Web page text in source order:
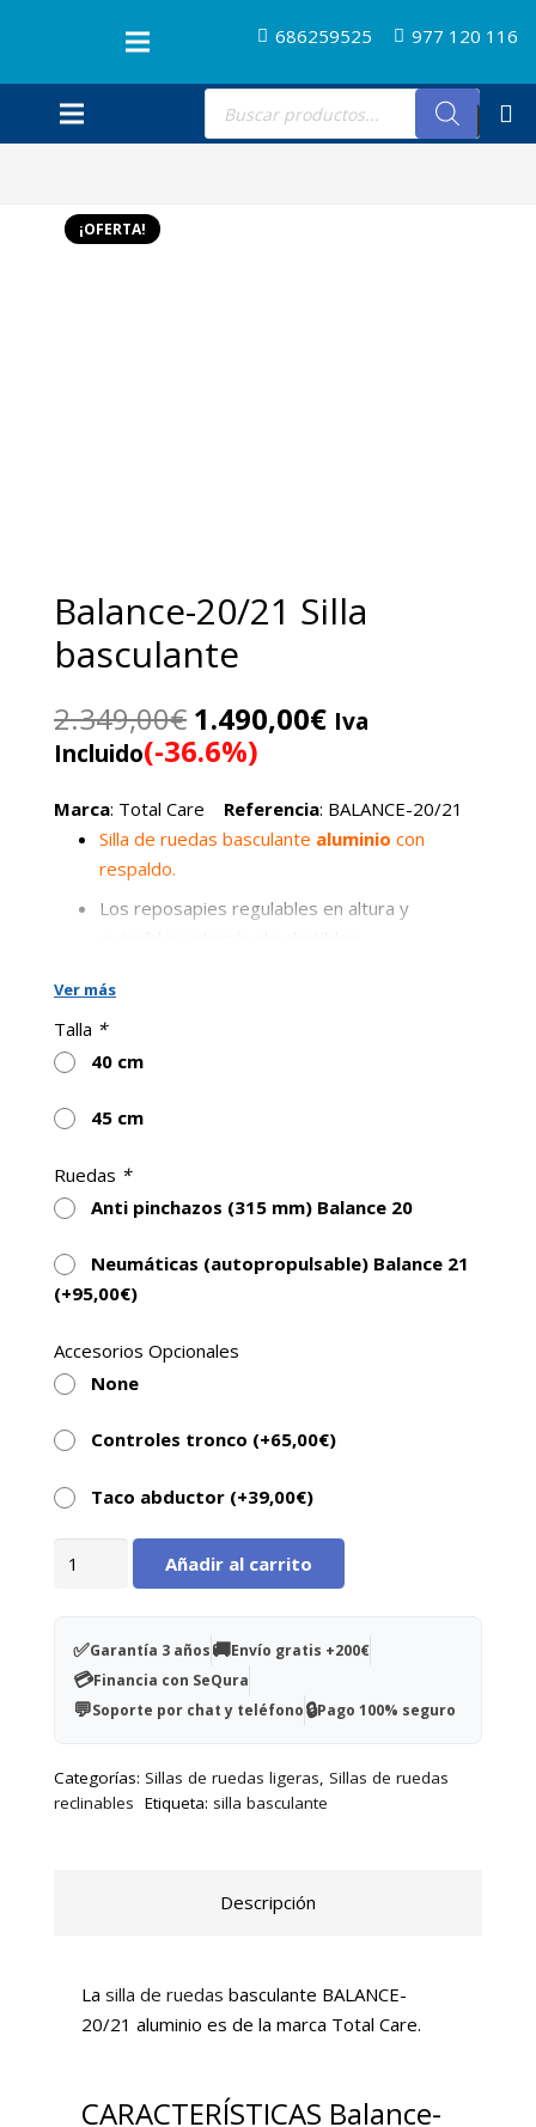
686259525 977 120 116
Búsqueda
productos
¡OFERTA!
Balance-20/21 Silla
basculante
2.349,00€ El
precio
original
era:
2.349,00€.
1.490,00€El
es:
1.490,00€.
Iva
Incluido(-36.6%)
Marca: Total Care Referencia: BALANCE-20/21
Silla de ruedas basculante aluminio con
respaldo.
Los reposapies regulables en altura y
autopropulsable.
Silla de ruedas para personas con movilidad
Peso máximo soportado de usuario es de
hasta 120 Kg.
Esta silla de ruedas está fabricada en dos
tallas para adaptarse fácilmente a la persona
Ver más
Talla *
40 cm
45 cm
Ruedas *
Anti pinchazos (315 mm) Balance 20
Neumáticas (autopropulsable) Balance 21
(+95,00€)
Accesorios Opcionales
None
Controles tronco (+65,00€)
Taco abductor (+39,00€)
basculante
cantidad
Añadir al carrito
✅Garantía 3 años🚚Envío gratis +200€
💳Financia con SeQura
💬Soporte por chat y teléfono🔒Pago 100% seguro
Categorías: Sillas de ruedas ligeras Sillas de ruedas
reclinables Etiqueta: silla basculante
Descripción
La silla de ruedas basculante BALANCE-
20/21 aluminio es de la marca Total Care.
CARACTERÍSTICAS Balance-